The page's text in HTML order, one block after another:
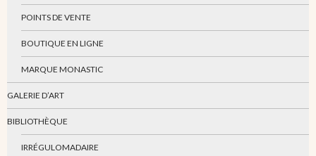
POINTS DE VENTE
BOUTIQUE EN LIGNE
MARQUE MONASTIC
GALERIE D’ART
BIBLIOTHÈQUE
IRRÉGULOMADAIRE